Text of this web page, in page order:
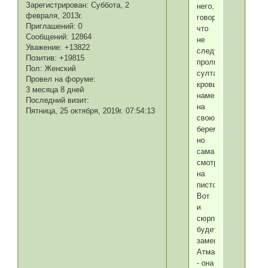
Зарегистрирован: Суббота, 2
февраля, 2013г.
Приглашений: 0
Сообщений: 12864
Уважение: +13822
Позитив: +19815
Пол: Женский
Провел на форуме:
3 месяца 8 дней
Последний визит:
Пятница, 25 октября, 2019г. 07:54:13
него,
говорит,
что
не
следует
проливать
султанскую
кровь,
намекая
на
свою
беременность,
но
сама
смотрит
на
пистолет.
Вот
и
сюрприз
будет
замешкавшемуся
Атмадже
- она